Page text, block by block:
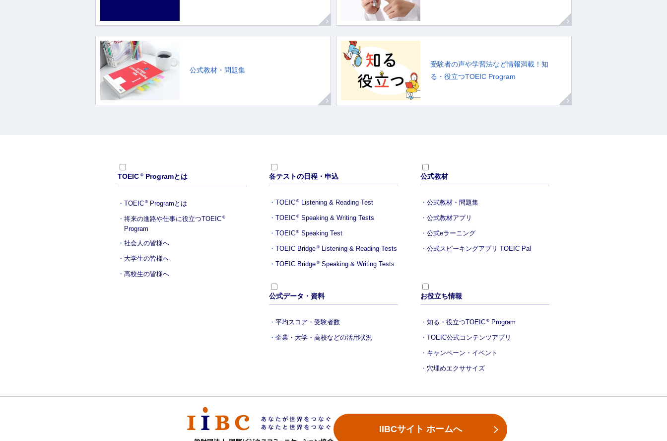
公式教材・問題集
受験者の声や学習法など情報満載！知
る・役立つTOEIC Program
TOEIC ®Programとは
TOEIC ® Programとは
将来の進路や仕事に役立つTOEIC ®
Program
社会人の皆様へ
大学生の皆様へ
高校生の皆様へ
各テストの日程・申込
TOEIC ® Listening & Reading Test
TOEIC ® Speaking & Writing Tests
TOEIC ® Speaking Test
TOEIC Bridge ® Listening & Reading Tests
TOEIC Bridge ® Speaking & Writing Tests
公式データ・資料
平均スコア・受験者数
企業・大学・高校などの活用状況
公式教材
公式教材・問題集
公式教材アプリ
公式eラーニング
公式スピーキングアプリ TOEIC Pal
お役立ち情報
知る・役立つTOEIC ® Program
TOEIC公式コンテンツアプリ
キャンペーン・イベント
穴埋めエクササイズ
IIBCサイト ホームへ